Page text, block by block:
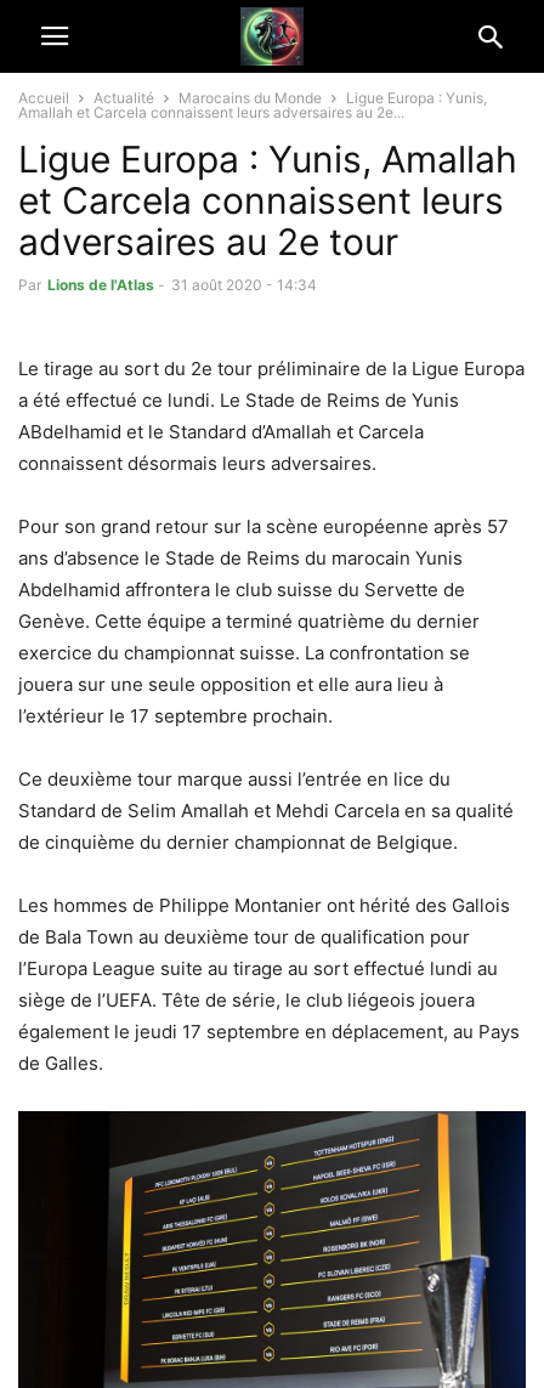
Accueil Actualité Marocains du Monde
Ligue Europa : Yunis,
Amallah et Carcela connaissent leurs adversaires au 2e...
Ligue Europa : Yunis, Amallah
et Carcela connaissent leurs
adversaires au 2e tour
Par Lions de l'Atlas - 31 août 2020 - 14:34
Le tirage au sort du 2e tour préliminaire de la Ligue Europa
a été effectué ce lundi. Le Stade de Reims de Yunis
ABdelhamid et le Standard d’Amallah et Carcela
connaissent désormais leurs adversaires.
Pour son grand retour sur la scène européenne après 57
ans d’absence le Stade de Reims du marocain Yunis
Abdelhamid affrontera le club suisse du Servette de
Genève. Cette équipe a terminé quatrième du dernier
exercice du championnat suisse. La confrontation se
jouera sur une seule opposition et elle aura lieu à
l’extérieur le 17 septembre prochain.
Ce deuxième tour marque aussi l’entrée en lice du
Standard de Selim Amallah et Mehdi Carcela en sa qualité
de cinquième du dernier championnat de Belgique.
Les hommes de Philippe Montanier ont hérité des Gallois
de Bala Town au deuxième tour de qualification pour
l’Europa League suite au tirage au sort effectué lundi au
siège de l’UEFA. Tête de série, le club liégeois jouera
également le jeudi 17 septembre en déplacement, au Pays
de Galles.